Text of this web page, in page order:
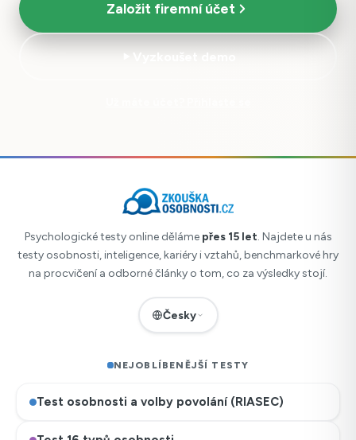
Založit firemní účet
Psychologické testy online děláme přes 15 let. Najdete u nás
testy osobnosti, inteligence, kariéry i vztahů, benchmarkové hry
na procvičení a odborné články o tom, co za výsledky stojí.
Česky
NEJOBLÍBENĚJŠÍ TESTY
Test osobnosti a volby povolání (RIASEC)